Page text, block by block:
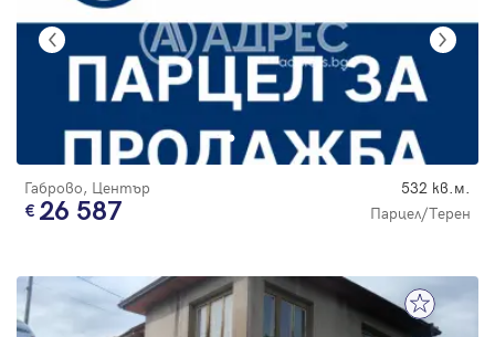
Габрово, Център 532 кв.м.
26 587 Парцел/Терен